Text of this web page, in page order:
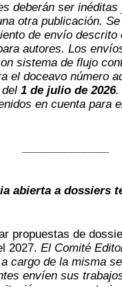
deberán ser
otra publicación.
de envío
autores. Los
sistema de flujo
el doceavo número
1 de julio de 2026.
en cuenta para
abierta a dossiers
propuestas de
2027. El Comité
cargo de la misma
envíen sus